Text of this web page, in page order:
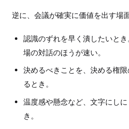
逆に、会議が確実に価値を出す場
認識のずれを早く潰したいと
場の対話のほうが速い。
決めるべきことを、決める権
るとき。
温度感や懸念など、文字にし
き。